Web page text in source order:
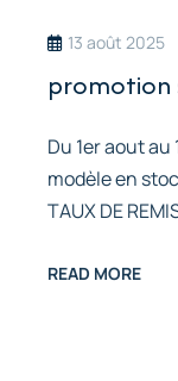
13 août 2025
promotion
Du 1er aout au
modèle en
TAUX DE
READ MORE